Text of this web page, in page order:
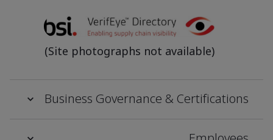
(Site photographs not available)
Business Governance & Certifications